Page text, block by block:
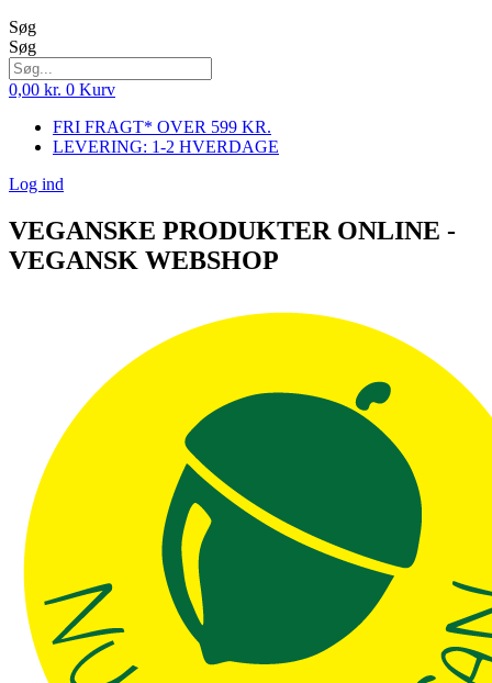
Søg
Søg
0,00 kr. 0 Kurv
FRI FRAGT* OVER 599 KR.
LEVERING: 1-2 HVERDAGE
Log ind
VEGANSKE PRODUKTER ONLINE -
VEGANSK WEBSHOP